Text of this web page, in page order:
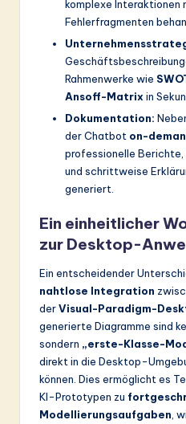
komplexe Interaktionen
Fehlerfragmenten
Rahmenwerke wie
Ansoff-Matrix in
Dokumentation:
der Chatbot on-
professionelle
und schrittweise
generiert.
Ein einheitlicher
zur Desktop-
Ein entscheidender
nahtlose Integration
derVisual-Paradigm-
generierte Diagramme sind
sondern „erste-Klasse-
direkt in die Desktop-
können. Dies ermöglicht es
KI-Prototypen zu
Modellierungsaufgaben,